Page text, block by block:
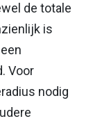
de totale
is
Voor
nodig